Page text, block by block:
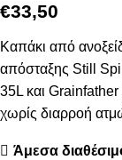
€33,50
Καπάκι από
απόσταξης Still
35L και
χωρίς διαρροή
Άμεσα